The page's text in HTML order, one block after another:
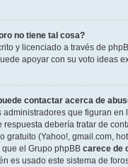
no tiene tal cosa?
y licenciado a través de
apoyar con su voto ideas
contactar acerca de
administradores que figuran
respuesta debería tratar de
gratuito (Yahoo!, gmail.com,
el Grupo phpBB carece de
es usado este sistema de